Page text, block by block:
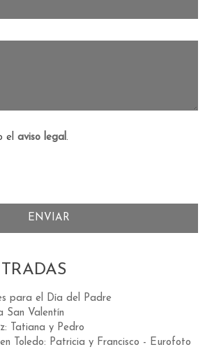
el aviso legal .
para el Día del Padre
San Valentín
Tatiana y Pedro
Toledo: Patricia y Francisco - Eurofoto